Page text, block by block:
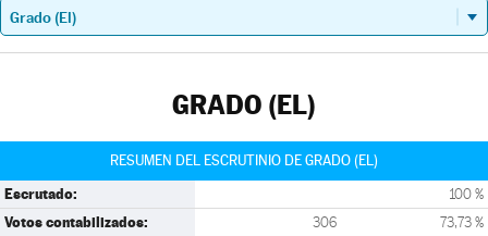
GRADO (EL)
RESUMEN DEL ESCRUTINIO DE GRADO (EL)
Escrutado: 100 %
Votos contabilizados: 306 73,73 %